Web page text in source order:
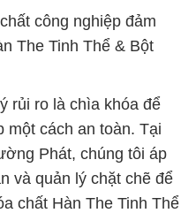
công nghiệp đảm
The Tinh Thể & Bột
rủi ro là chìa khóa để
một cách an toàn. Tại
Phát, chúng tôi áp
và quản lý chặt chẽ để
chất Hàn The Tinh Thể